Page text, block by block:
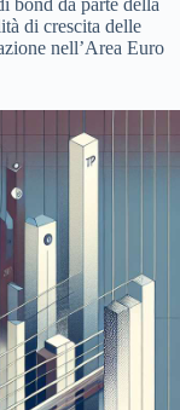
di crescita delle
nell’Area Euro